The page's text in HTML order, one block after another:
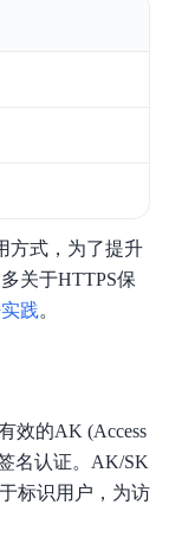
方式，为了提升
关于HTTPS保
践。
效的AK (Access
名认证。AK/SK
标识用户，为访